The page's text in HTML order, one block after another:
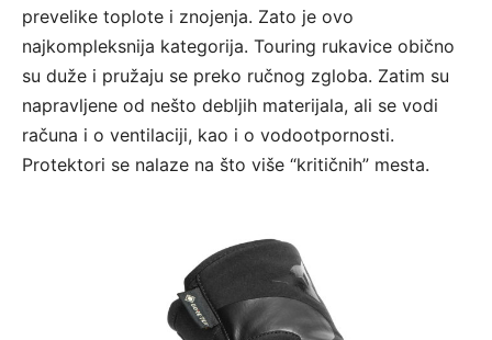
prevelike toplote i znojenja. Zato je ovo
najkompleksnija kategorija. Touring rukavice obično
su duže i pružaju se preko ručnog zgloba. Zatim su
napravljene od nešto debljih materijala, ali se vodi
računa i o ventilaciji, kao i o vodootpornosti.
Protektori se nalaze na što više “kritičnih” mesta.